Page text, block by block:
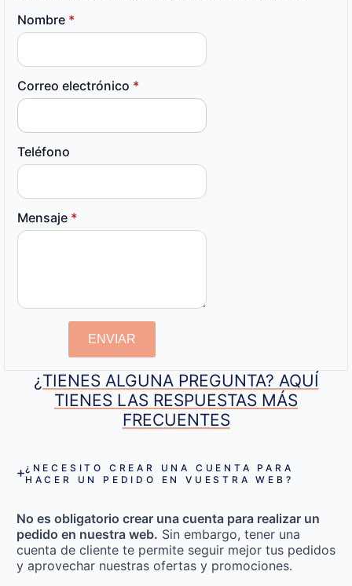
Nombre *
Correo electrónico *
Teléfono
Mensaje *
ENVIAR
¿TIENES ALGUNA PREGUNTA? AQUÍ
TIENES LAS RESPUESTAS MÁS
FRECUENTES
¿NECESITO CREAR UNA CUENTA PARA
HACER UN PEDIDO EN VUESTRA WEB?
No es obligatorio crear una cuenta para realizar un
pedido en nuestra web. Sin embargo, tener una
cuenta de cliente te permite seguir mejor tus pedidos
y aprovechar nuestras ofertas y promociones.